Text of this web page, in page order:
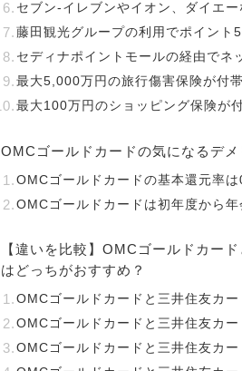
セブン-イレブンやイオン、ダイエ
藤田観光グループの利用でポイント
セディナポイントモールの経由でネ
最大5,000万円の旅行傷害保険が付帯
最大100万円のショッピング保険が
OMCゴールドカードの気になるデメ
OMCゴールドカードの基本還元率
OMCゴールドカードは初年度から年
【違いを比較】OMCゴールドカー
はどっちがおすすめ？
OMCゴールドカードと三井住友カ
OMCゴールドカードと三井住友カ
OMCゴールドカードと三井住友カ